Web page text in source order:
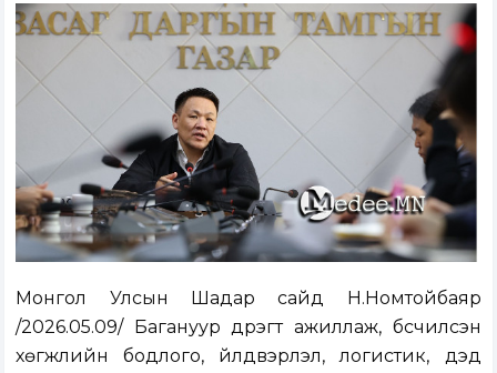
Монгол Улсын Шадар сайд Н.Номтойбаяр
/2026.05.09/ Багануур дүүрэгт ажиллаж, бүсчилсэн
хөгжлийн бодлого, үйлдвэрлэл, логистик, дэд